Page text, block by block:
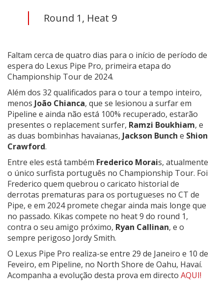
Round 1, Heat 9
Faltam cerca de quatro dias para o início de período de
espera do Lexus Pipe Pro, primeira etapa do
Championship Tour de 2024.
Além dos 32 qualificados para o tour a tempo inteiro,
menos João Chianca, que se lesionou a surfar em
Pipeline e ainda não está 100% recuperado, estarão
presentes o replacement surfer, Ramzi Boukhiam, e
as duas bombinhas havaianas, Jackson Bunch e Shion
Crawford.
Entre eles está também Frederico Morais, atualmente
o único surfista português no Championship Tour. Foi
Frederico quem quebrou o caricato historial de
derrotas prematuras para os portugueses no CT de
Pipe, e em 2024 promete chegar ainda mais longe que
no passado. Kikas compete no heat 9 do round 1,
contra o seu amigo próximo, Ryan Callinan, e o
sempre perigoso Jordy Smith.
O Lexus Pipe Pro realiza-se entre 29 de Janeiro e 10 de
Feveiro, em Pipeline, no North Shore de Oahu, Havaí.
Acompanha a evolução desta prova em directo AQUI!